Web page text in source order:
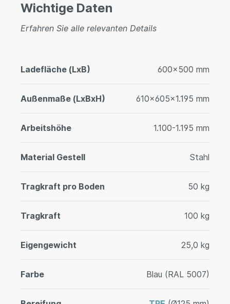
Wichtige Daten
Erfahren Sie alle relevanten Details
Ladefläche (LxB) 600x500 mm
Außenmaße (LxBxH) 610x605x1.195 mm
Arbeitshöhe 1.100-1.195 mm
Material Gestell Stahl
Tragkraft pro Boden 50 kg
Tragkraft 100 kg
Eigengewicht 25,0 kg
Farbe Blau (RAL 5007)